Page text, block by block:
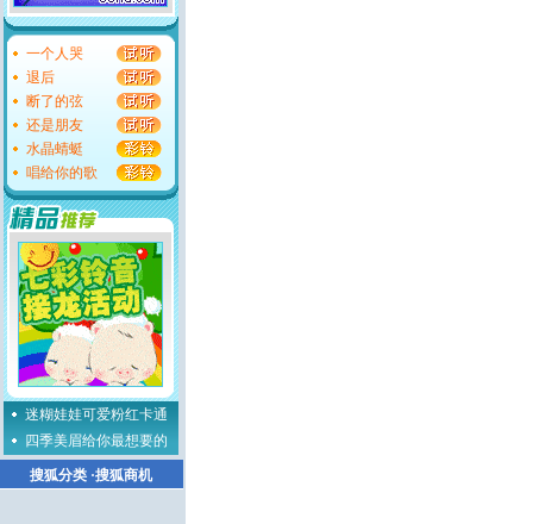
一个人哭
退后
断了的弦
还是朋友
水晶蜻蜓
唱给你的歌
迷糊娃娃可爱粉红卡通
四季美眉给你最想要的
搜狐分类·搜狐商机